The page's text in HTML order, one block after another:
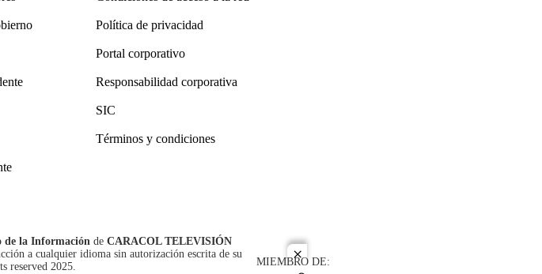
close
Política de privacidad
Portal corporativo
Responsabilidad corporativa
SIC
Términos y condiciones
de la Información de CARACOL TELEVISIÓN
a cualquier idioma sin autorización escrita de su
reserved 2025.
MIEMBRO DE: